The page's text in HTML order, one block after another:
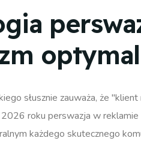
słusznie zauważa, że
roku perswazja w reklamie
każdego skutecznego